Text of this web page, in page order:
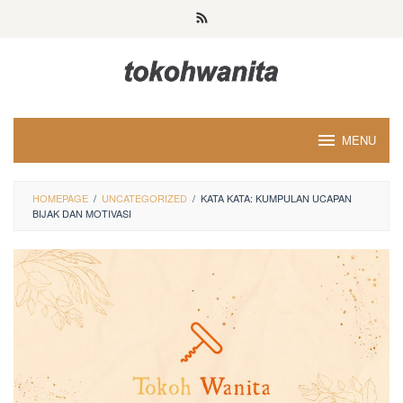
MENU
HOMEPAGE / UNCATEGORIZED / KATA KATA: KUMPULAN UCAPAN
BIJAK DAN MOTIVASI